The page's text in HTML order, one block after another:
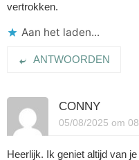
vertrokken.
Aan het laden...
ANTWOORDEN
CONNY
05/08/2025 om
Heerlijk. Ik geniet altijd van